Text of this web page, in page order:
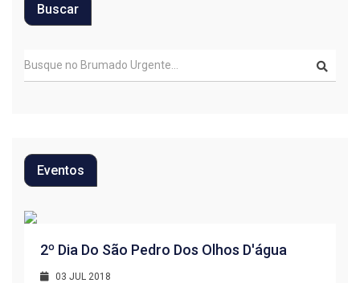
Buscar
Eventos
2º Dia Do São Pedro Dos Olhos D'água
03 JUL 2018